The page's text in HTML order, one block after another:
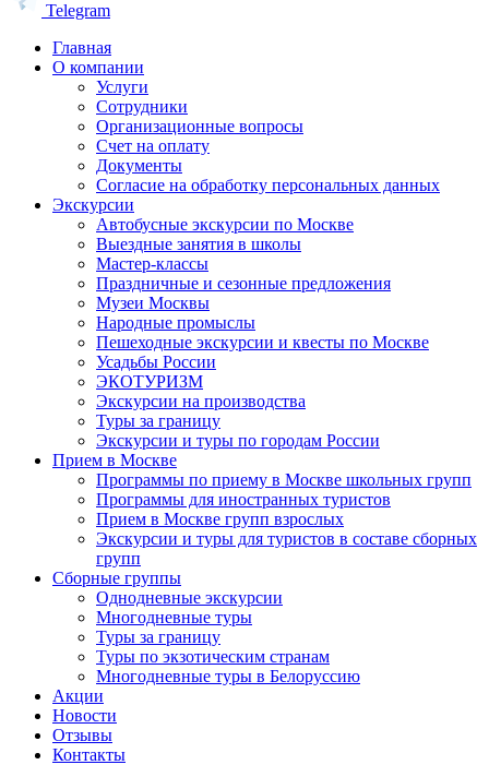
Telegram
Главная
О компании
Услуги
Сотрудники
Организационные вопросы
Счет на оплату
Документы
Согласие на обработку персональных данных
Экскурсии
Автобусные экскурсии по Москве
Выездные занятия в школы
Мастер-классы
Праздничные и сезонные предложения
Музеи Москвы
Народные промыслы
Пешеходные экскурсии и квесты по Москве
Усадьбы России
ЭКОТУРИЗМ
Экскурсии на производства
Туры за границу
Экскурсии и туры по городам России
Прием в Москве
Программы по приему в Москве школьных групп
Программы для иностранных туристов
Прием в Москве групп взрослых
Экскурсии и туры для туристов в составе сборных
групп
Сборные группы
Однодневные экскурсии
Многодневные туры
Туры за границу
Туры по экзотическим странам
Многодневные туры в Белоруссию
Акции
Новости
Отзывы
Контакты